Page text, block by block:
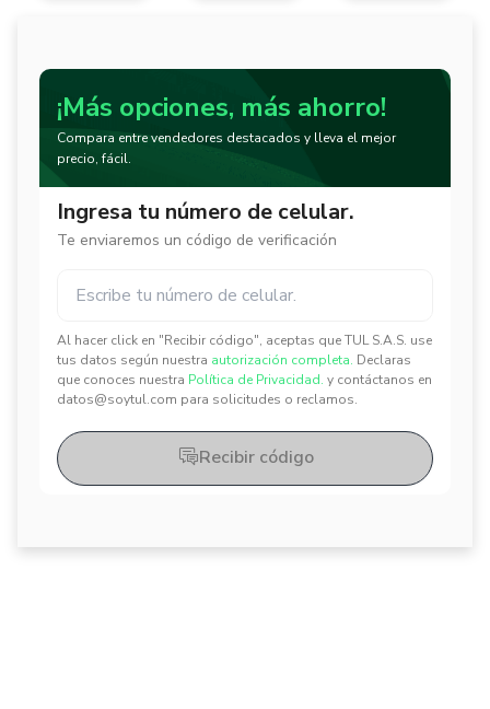
¡Más opciones, más ahorro!
Compara entre vendedores destacados y lleva el mejor
precio, fácil.
Ingresa tu número de celular.
Te enviaremos un código de verificación
Al hacer click en "Recibir código", aceptas que TUL S.A.S. use
tus datos según nuestra autorización completa. Declaras
que conoces nuestra Política de Privacidad. y contáctanos en
datos@soytul.com para solicitudes o reclamos.
✕
✕
Recibir código